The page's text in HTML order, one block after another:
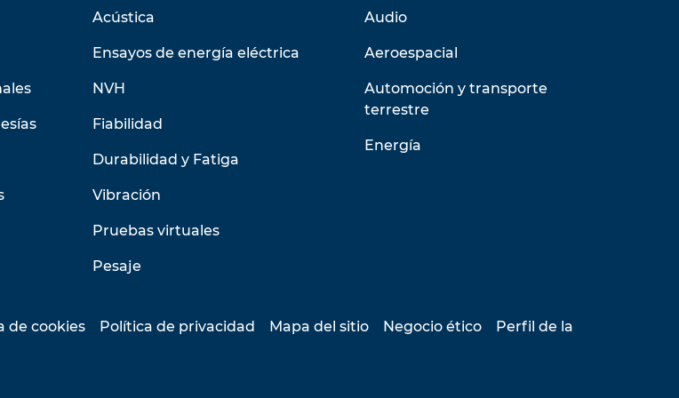
Acústica
Ensayos de energía eléctrica
NVH
Fiabilidad
Durabilidad y Fatiga
Vibración
Pruebas virtuales
Pesaje
Audio
Aeroespacial
Automoción y transporte
terrestre
Energía
de cookies Política de privacidad Mapa del sitio Negocio ético
Perfil de la